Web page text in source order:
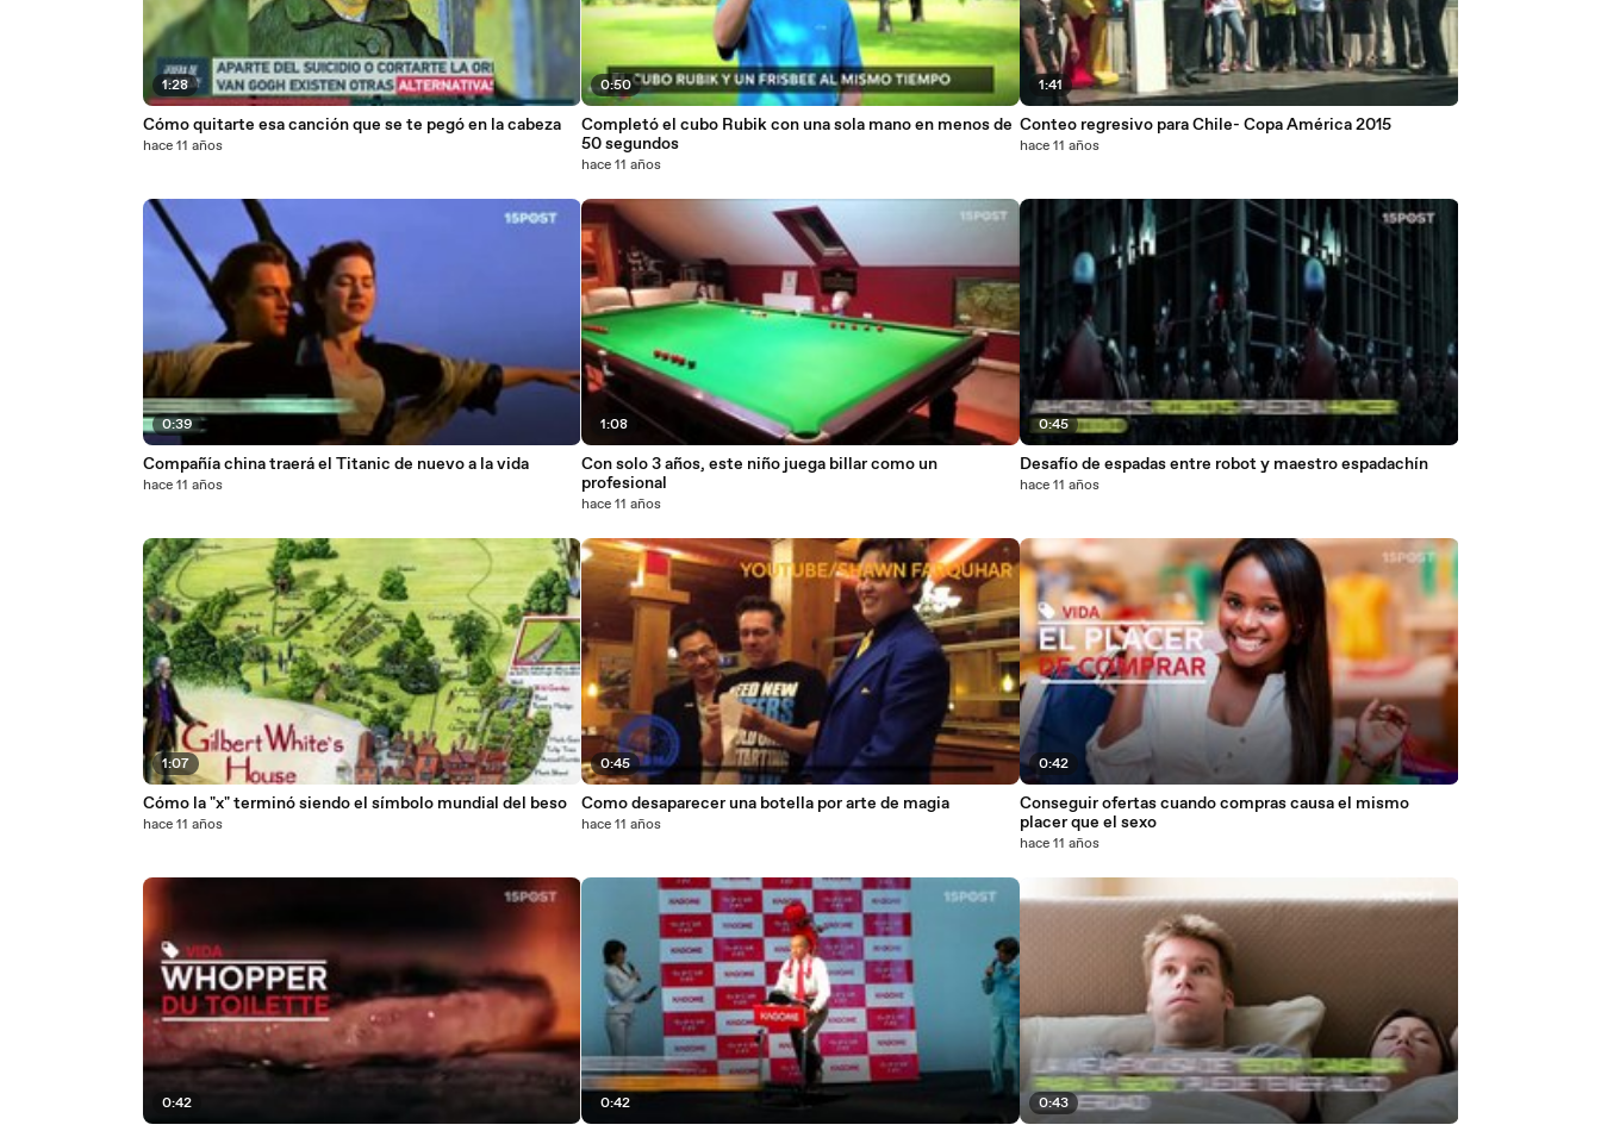
1:28
Cómo quitarte esa canción que se te pegó en la cabeza
hace 11 años
0:39
Compañía china traerá el Titanic de nuevo a la vida
hace 11 años
1:07
Cómo la "x" terminó siendo el símbolo mundial del beso
hace 11 años
0:42
0:50
Completó el cubo Rubik con una sola mano en menos de
50 segundos
hace 11 años
1:08
Con solo 3 años, este niño juega billar como un
profesional
hace 11 años
0:45
Como desaparecer una botella por arte de magia
hace 11 años
0:42
1:41
Conteo regresivo para Chile- Copa América 2015
hace 11 años
0:45
Desafío de espadas entre robot y maestro espadachín
hace 11 años
0:42
Conseguir ofertas cuando compras causa el mismo
placer que el sexo
hace 11 años
0:43